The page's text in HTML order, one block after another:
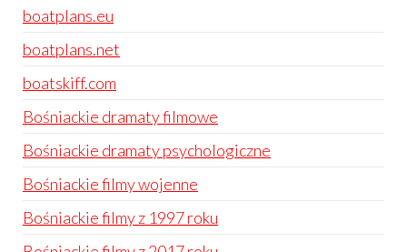
boatplans.eu
boatplans.net
boatskiff.com
Bośniackie dramaty filmowe
Bośniackie dramaty psychologiczne
Bośniackie filmy wojenne
Bośniackie filmy z 1997 roku